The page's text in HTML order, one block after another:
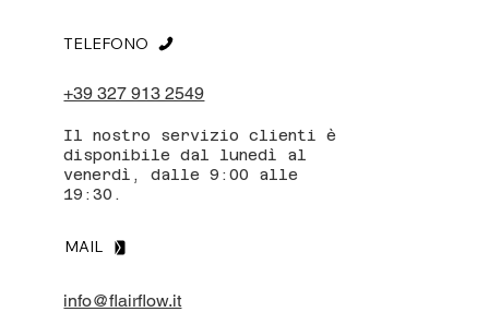
+39 327 913 2549
TELEFONO
Il nostro servizio clienti è
disponibile dal lunedì al
venerdì, dalle 9:00 alle
19:30.
info@flairflow.it
MAIL